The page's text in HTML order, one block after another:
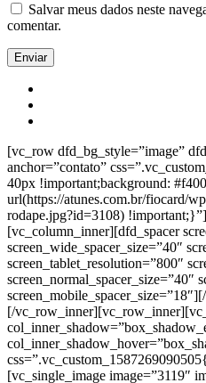
Salvar meus dados neste
comentar.
[vc_row dfd_bg_style=”image”
anchor=”contato”
40px !important;background:
url(https://atunes.com.br/fiocard/
rodape.jpg?id=3108)
[vc_column_inner][dfd_spacer
screen_wide_spacer_size=”40″
screen_tablet_resolution=”800″
screen_normal_spacer_size=”40″
[/
[vc_single_image image=”3119″